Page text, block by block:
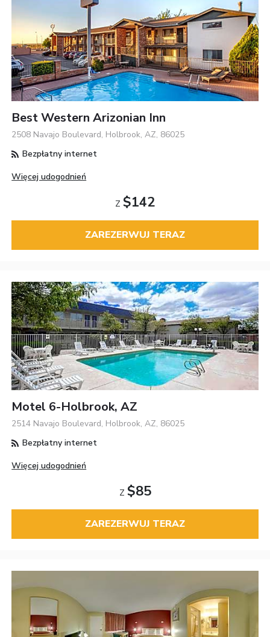
Best Western Arizonian Inn
2508 Navajo Boulevard, Holbrook, AZ, 86025
Bezpłatny internet
Więcej udogodnień
Z $142
ZAREZERWUJ TERAZ
Motel 6-Holbrook, AZ
2514 Navajo Boulevard, Holbrook, AZ, 86025
Bezpłatny internet
Więcej udogodnień
Z $85
ZAREZERWUJ TERAZ